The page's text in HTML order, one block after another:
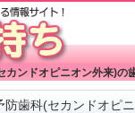
カンドオピニオン外来)の
防歯科(セカンドオピ